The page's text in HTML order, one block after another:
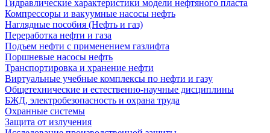
Гидравлические характеристики модели нефтяного пласта
Компрессоры и вакуумные насосы нефть
Наглядные пособия (Нефть и газ)
Переработка нефти и газа
Подъем нефти с применением газлифта
Поршневые насосы нефть
Транспортировка и хранение нефти
Виртуальные учебные комплексы по нефти и газу
Общетехнические и естественно-научные дисциплины
БЖД, электробезопасность и охрана труда
Охранные системы
Защита от излучения